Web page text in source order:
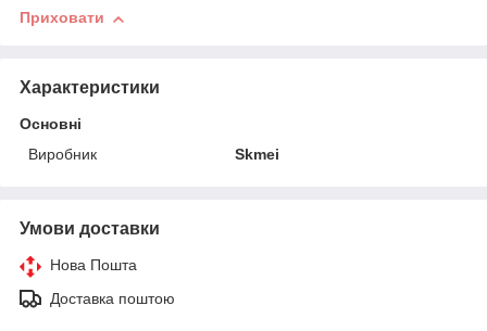
Приховати
Характеристики
Основні
Виробник
Skmei
Умови доставки
Нова Пошта
Доставка поштою